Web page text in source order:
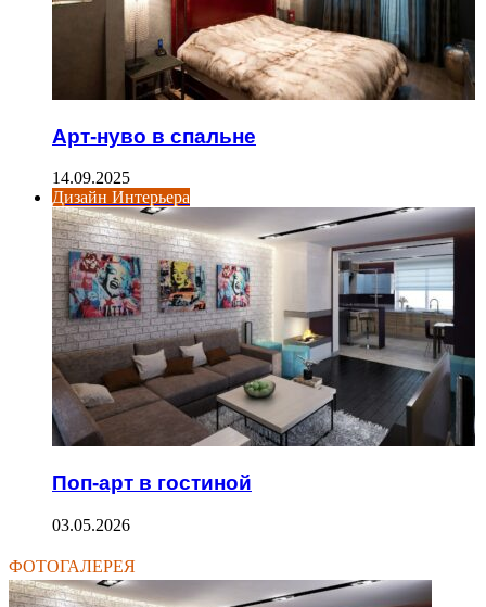
Арт-нуво в спальне
14.09.2025
Дизайн Интерьера
Поп-арт в гостиной
03.05.2026
ФОТОГАЛЕРЕЯ